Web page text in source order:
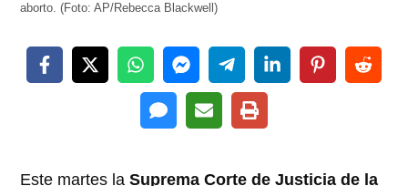
aborto. (Foto: AP/Rebecca Blackwell)
Este martes la Suprema Corte de Justicia de la